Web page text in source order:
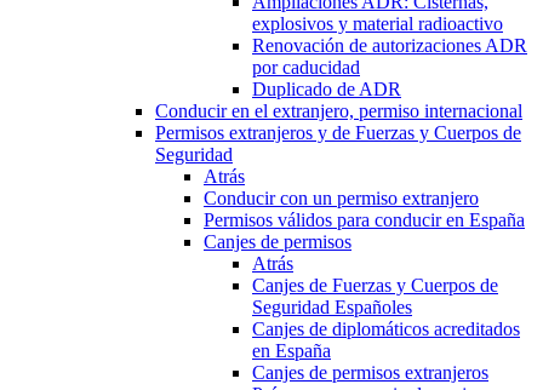
explosivos y material radioactivo
Renovación de autorizaciones ADR
por caducidad
Duplicado de ADR
Conducir en el extranjero, permiso internacional
Permisos extranjeros y de Fuerzas y Cuerpos de
Seguridad
Atrás
Conducir con un permiso extranjero
Permisos válidos para conducir en España
Canjes de permisos
Atrás
Canjes de Fuerzas y Cuerpos de
Seguridad Españoles
Canjes de diplomáticos acreditados
en España
Canjes de permisos extranjeros